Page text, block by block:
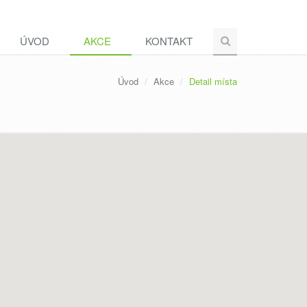
ÚVOD AKCE KONTAKT
Úvod Akce
Detail místa